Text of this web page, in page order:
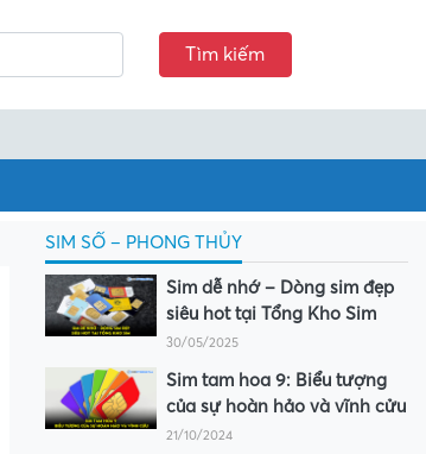
Tìm kiếm
SIM SỐ – PHONG THỦY
Sim dễ nhớ – Dòng sim đẹp
siêu hot tại Tổng Kho Sim
30/05/2025
Sim tam hoa 9: Biểu tượng
của sự hoàn hảo và vĩnh cửu
21/10/2024